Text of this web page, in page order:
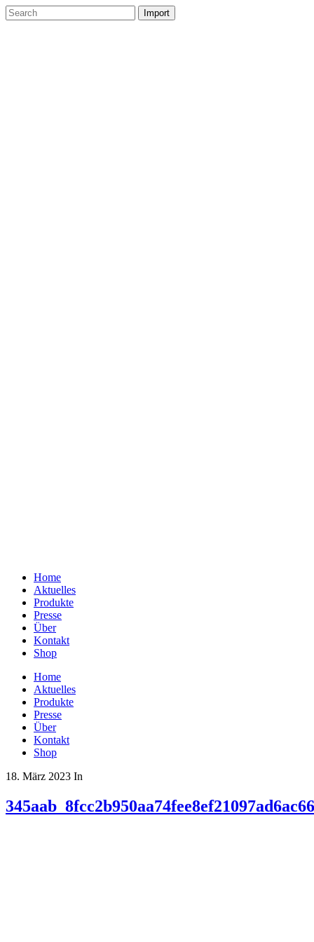
Home
Aktuelles
Produkte
Presse
Über
Kontakt
Shop
Home
Aktuelles
Produkte
Presse
Über
Kontakt
Shop
18. März 2023 In